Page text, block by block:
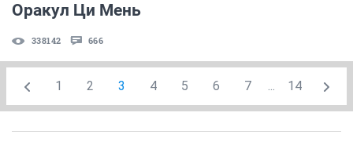
Оракул Ци Мень
338142 666
1 2 3 4 5 6 7 ... 14